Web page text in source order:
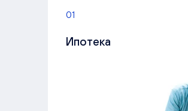
01
Ипотека